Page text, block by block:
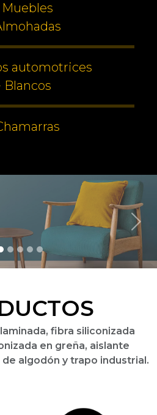
Muebles
automotrices
Blancos
fibra siliconizada
en greña, aislante
algodón y trapo industrial.